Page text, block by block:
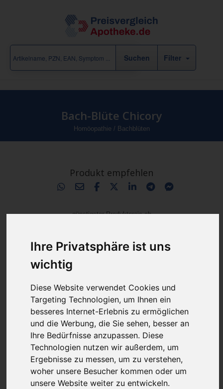
Ihre Privatsphäre ist uns
wichtig
Diese Website verwendet Cookies und
Targeting Technologien, um Ihnen ein
besseres Internet-Erlebnis zu ermöglichen
und die Werbung, die Sie sehen, besser an
Ihre Bedürfnisse anzupassen. Diese
Technologien nutzen wir außerdem, um
Ergebnisse zu messen, um zu verstehen,
woher unsere Besucher kommen oder um
unsere Website weiter zu entwickeln.
Filter
Bach-Blüte Chicory
Homöopathie / Bachblüten
Produkt empfehlen
günstigster Produktpreis ab
9,29 €
+ 4,25 € Versandkosten
& inkl. MwSt.
Ersparnis: 40 %oder 6,16 €
Preis pro 1 ML / 0,46 €
Daten vom 07.08.2026 05:14 Uhr
(0) Jetzt bewerten!